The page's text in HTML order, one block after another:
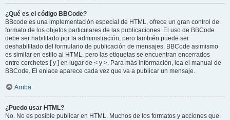
¿Qué es el código BBCode?
BBcode es una implementación especial de HTML, ofrece un gran control de
formato de los objetos particulares de las publicaciones. El uso de BBCode
debe ser habilitado por la administración, pero también puede ser
deshabilitado del formulario de publicación de mensajes. BBCode asimismo
es similar en estilo al HTML, pero las etiquetas se encuentran encerrados
entre corchetes [ y ] en lugar de < y >. Para más información, lea el manual de
BBCode. El enlace aparece cada vez que va a publicar un mensaje.
Arriba
¿Puedo usar HTML?
No. No es posible publicar en HTML. Muchos de los formatos y acciones que